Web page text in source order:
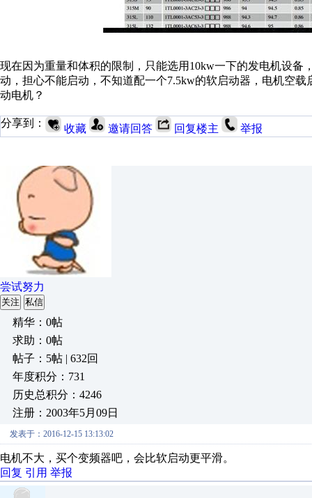
现在因为重量和体积的限制，只能选用10kw一下的发电机设
动，担心不能启动，不知道配一个7.5kw的软启动器，电机空
动电机？
分享到： 收藏 邀请回答 回复楼主 举报
尝试努力
关注 私信
精华：0帖
求助：0帖
帖子：5帖 | 632回
年度积分：731
历史总积分：4246
注册：2003年5月09日
发表于：2016-12-15 13:13:02
电机不大，买个变频器吧，会比软启动更平滑。
回复 引用 举报